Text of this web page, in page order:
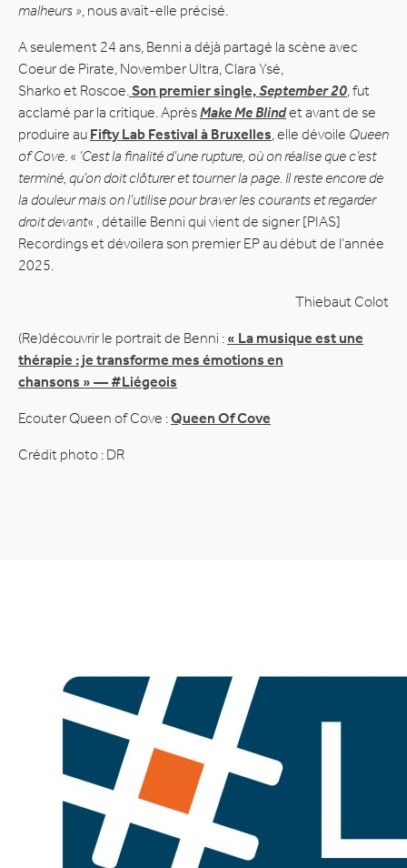
malheurs » , nous avait-elle précisé.
A seulement 24 ans, Benni a déjà partagé la scène avec
Coeur de Pirate, November Ultra, Clara Ysé,
Sharko et Roscoe. Son premier single,September 20 , fut
acclamé par la critique. AprèsMake Me Blindet avant de se
produire au Fifty Lab Festival à Bruxelles , elle dévoile Queen
of Cove . « ’Cest la finalité d’une rupture, où on réalise que c’est
terminé, qu’on doit clôturer et tourner la page. Il reste encore de
la douleur mais on l’utilise pour braver les courants et regarder
droit devant« , détaille Benni qui vient de signer [PIAS]
Recordings et dévoilera son premier EP au début de l’année
2025.
Thiebaut Colot
(Re)découvrir le portrait de Benni : « La musique est une
thérapie : je transforme mes émotions en
chansons » — #Liégeois
Ecouter Queen of Cove :Queen Of Cove
Crédit photo : DR